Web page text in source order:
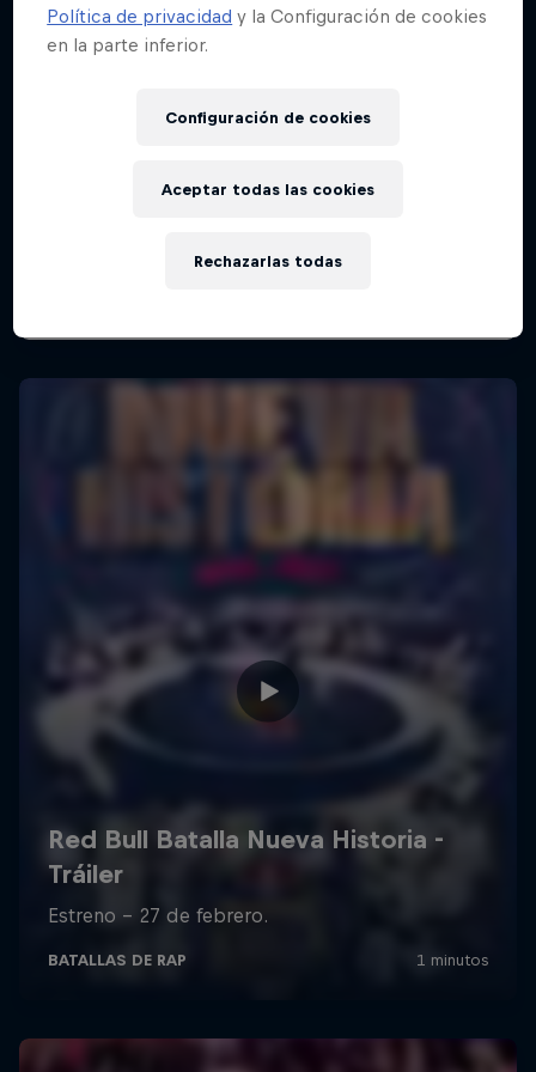
Política de privacidad y la Configuración de cookies
en la parte inferior.
Configuración de cookies
Rechazarlas todas
Aceptar todas las cookies